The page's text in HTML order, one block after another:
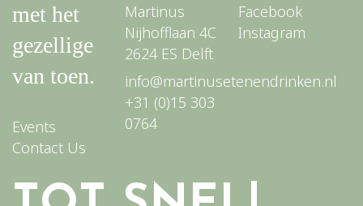
met het
gezellige
van toen.
Events
Contact Us
Martinus
Nijhofflaan 4C
2624 ES Delft
info@martinusetenendrinken.nl
+31 (0)15 303
0764
Facebook
Instagram